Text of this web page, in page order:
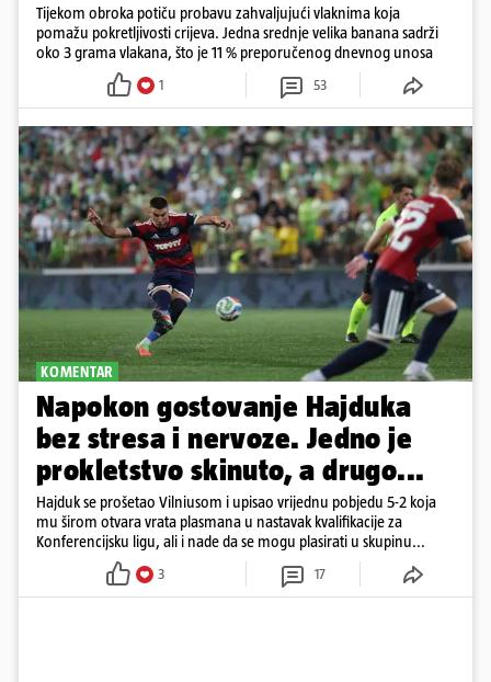
Tijekom obroka potiču probavu zahvaljujući vlaknima koja
pomažu pokretljivosti crijeva. Jedna srednje velika banana sadrži
oko 3 grama vlakana, što je 11 % preporučenog dnevnog unosa
1 53
KOMENTAR
Napokon gostovanje Hajduka
bez stresa i nervoze. Jedno je
prokletstvo skinuto, a drugo...
Hajduk se prošetao Vilniusom i upisao vrijednu pobjedu 5-2 koja
mu širom otvara vrata plasmana u nastavak kvalifikacije za
Konferencijsku ligu, ali i nade da se mogu plasirati u skupinu...
3 17